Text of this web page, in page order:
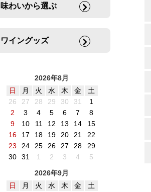
味わいから選ぶ
ワイングッズ
2026年8月
日
月 火 水 木 金
土
26
27 28 29 30 31
1
2
3 4 5 6 7
8
9
10 11 12 13 14
15
16
17 18 19 20 21
22
23
24 25 26 27 28
29
30
31 1 2 3 4
5
2026年9月
日
月 火 水 木 金
土